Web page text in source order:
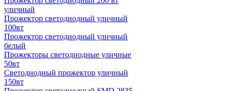
уличный
Прожектор светодиодный уличный
100вт
Прожектор светодиодный уличный
белый
Прожекторы светодиодные уличные
50вт
Светодиодный прожектор уличный
150вт